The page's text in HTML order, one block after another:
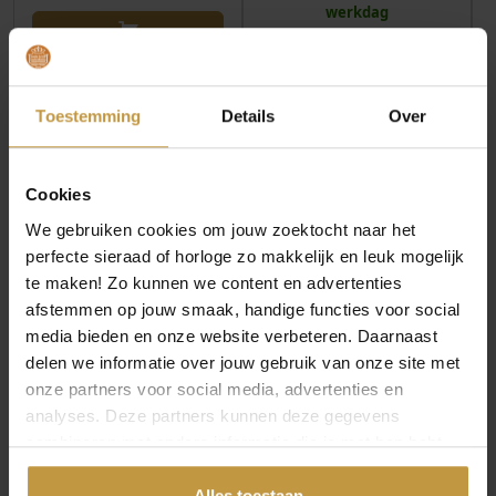
Toestemming Details Over
Cookies
We gebruiken cookies om jouw zoektocht naar het
perfecte sieraad of horloge zo makkelijk en leuk mogelijk
te maken! Zo kunnen we content en advertenties
afstemmen op jouw smaak, handige functies voor social
media bieden en onze website verbeteren. Daarnaast
delen we informatie over jouw gebruik van onze site met
onze partners voor social media, advertenties en
analyses. Deze partners kunnen deze gegevens
combineren met andere informatie die je met hen hebt
gedeeld of die ze hebben verzameld via jouw gebruik van
o
i
e
p
r
i
j
s
w
a
s
:
e
j
s
:
€
6
4
,
9
8
.
o
l
i
e
p
r
i
j
s
w
a
s
:
e
s
€
2
,
.
werkdag